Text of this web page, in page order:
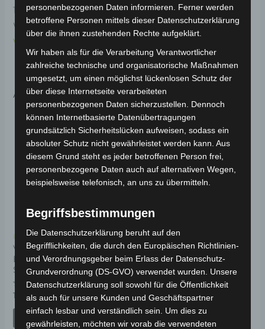
160mm für optimale Funktionalität und Haltbarkeit.
Weitere Informationen zum Fahrzeug findest du hier:
Volta Motor Pedelec VB3
Ähnliche Produkte
Kostenloser Versand
VB3 VORDERES
BREMSKABEL MIT
SCHUTZHÜLLE
Bewertet
mit
0
19,00€ *
IN DEN WARENKORB
Kostenloser Versand
VB3 LENKER
Bewertet
mit
0
von
5
39,00€ *
IN DEN WARENKORB
personenbezogenen Daten informieren. Ferner werden
betroffene Personen mittels dieser Datenschutzerklärung
über die ihnen zustehenden Rechte aufgeklärt.
Wir haben als für die Verarbeitung Verantwortlicher
zahlreiche technische und organisatorische Maßnahmen
umgesetzt, um einen möglichst lückenlosen Schutz der
über diese Internetseite verarbeiteten
personenbezogenen Daten sicherzustellen. Dennoch
können Internetbasierte Datenübertragungen
grundsätzlich Sicherheitslücken aufweisen, sodass ein
absoluter Schutz nicht gewährleistet werden kann. Aus
diesem Grund steht es jeder betroffenen Person frei,
personenbezogene Daten auch auf alternativen Wegen,
beispielsweise telefonisch, an uns zu übermitteln.
Begriffsbestimmungen
Die Datenschutzerklärung beruht auf den
Begrifflichkeiten, die durch den Europäischen Richtlinien-
und Verordnungsgeber beim Erlass der Datenschutz-
Grundverordnung (DS-GVO) verwendet wurden. Unsere
Datenschutzerklärung soll sowohl für die Öffentlichkeit
als auch für unsere Kunden und Geschäftspartner
einfach lesbar und verständlich sein. Um dies zu
gewährleisten, möchten wir vorab die verwendeten